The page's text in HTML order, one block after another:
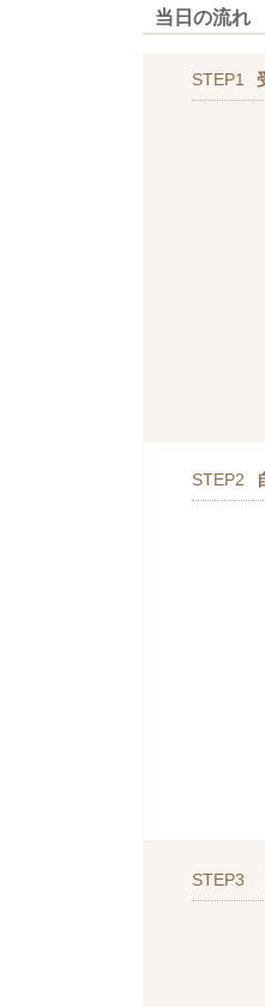
当日の流れ
STEP1
STEP2
STEP3